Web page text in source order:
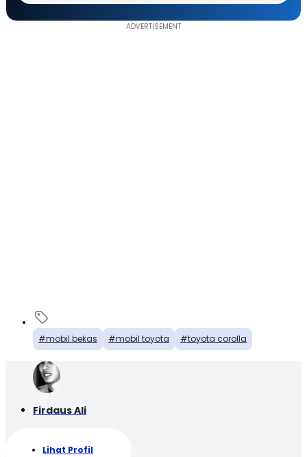
mobil bekas mobil toyota toyota corolla
Firdaus Ali
Lihat Profil